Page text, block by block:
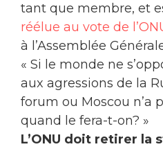
tant que membre, et
réélue au vote de
à l’Assemblée
« Si le monde ne
aux agressions de la
forum ou Moscou n’a
quand le fera-t-on? »
L’ONU doit retirer la